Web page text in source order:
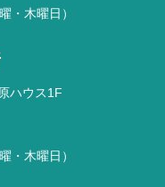
・木曜日）
ハウス1F
・木曜日）